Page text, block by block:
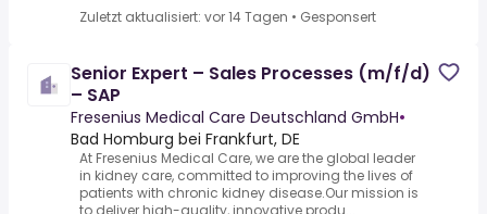
Zuletzt aktualisiert: vor 14 Tagen • Gesponsert
Senior Expert – Sales Processes (m/f/d)
– SAP
Fresenius Medical Care Deutschland GmbH•
Bad Homburg bei Frankfurt, DE
At Fresenius Medical Care, we are the global leader
in kidney care, committed to improving the lives of
patients with chronic kidney disease.Our mission is
to deliver high-quality, innovative produ...